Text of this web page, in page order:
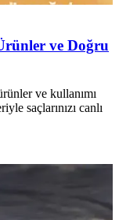
ve Doğru
ve kullanımı
saçlarınızı canlı